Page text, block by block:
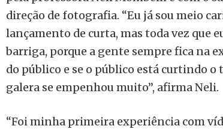
direção de fotografia. “Eu já sou meio
lançamento de curta, mas toda vez que
barriga, porque a gente sempre fica na
do público e se o público está curtindo o
galera se empenhou muito”, afirma Neli.
“Foi minha primeira experiência com